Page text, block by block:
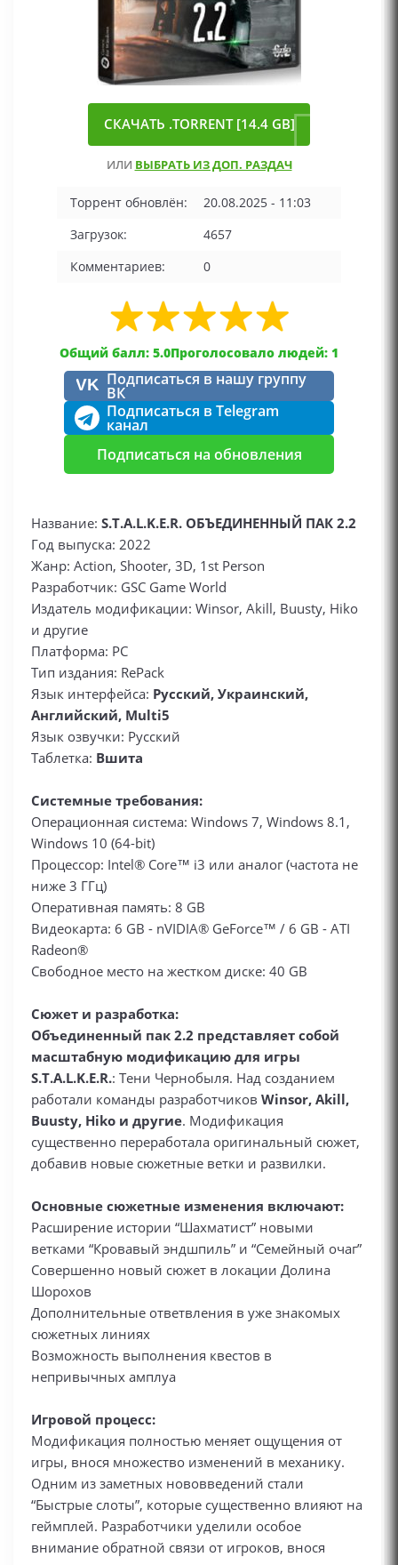
СКАЧАТЬ .TORRENT [14.4 GB]
ИЛИ ВЫБРАТЬ ИЗ ДОП. РАЗДАЧ
Торрент обновлён:
20.08.2025 - 11:03
Загрузок:
4657
Комментариев:
0
Общий балл: 5.0Проголосовало людей: 1
VK Подписаться в нашу группу
ВК
Подписаться в Telegram
канал
Подписаться на обновления
Название: S.T.A.L.K.E.R. ОБЪЕДИНЕННЫЙ ПАК 2.2
Год выпуска: 2022
Жанр: Action, Shooter, 3D, 1st Person
Разработчик: GSC Game World
Издатель модификации: Winsor, Akill, Buusty, Hiko
и другие
Платформа: PC
Тип издания: RePack
Язык интерфейса: Русский, Украинский,
Английский, Multi5
Язык озвучки: Русский
Таблетка: Вшита
Системные требования:
Операционная система: Windows 7, Windows 8.1,
Windows 10 (64-bit)
Процессор: Intel® Core™ i3 или аналог (частота не
ниже 3 ГГц)
Оперативная память: 8 GB
Видеокарта: 6 GB - nVIDIA® GeForce™ / 6 GB - ATI
Radeon®
Свободное место на жестком диске: 40 GB
Сюжет и разработка:
Объединенный пак 2.2 представляет собой
масштабную модификацию для игры
S.T.A.L.K.E.R.: Тени Чернобыля. Над созданием
работали команды разработчиков Winsor, Akill,
Buusty, Hiko и другие. Модификация
существенно переработала оригинальный сюжет,
добавив новые сюжетные ветки и развилки.
Основные сюжетные изменения включают:
Расширение истории “Шахматист” новыми
ветками “Кровавый эндшпиль” и “Семейный очаг”
Совершенно новый сюжет в локации Долина
Шорохов
Дополнительные ответвления в уже знакомых
сюжетных линиях
Возможность выполнения квестов в
непривычных амплуа
Игровой процесс:
Модификация полностью меняет ощущения от
игры, внося множество изменений в механику.
Одним из заметных нововведений стали
“Быстрые слоты”, которые существенно влияют на
геймплей. Разработчики уделили особое
внимание обратной связи от игроков, внося